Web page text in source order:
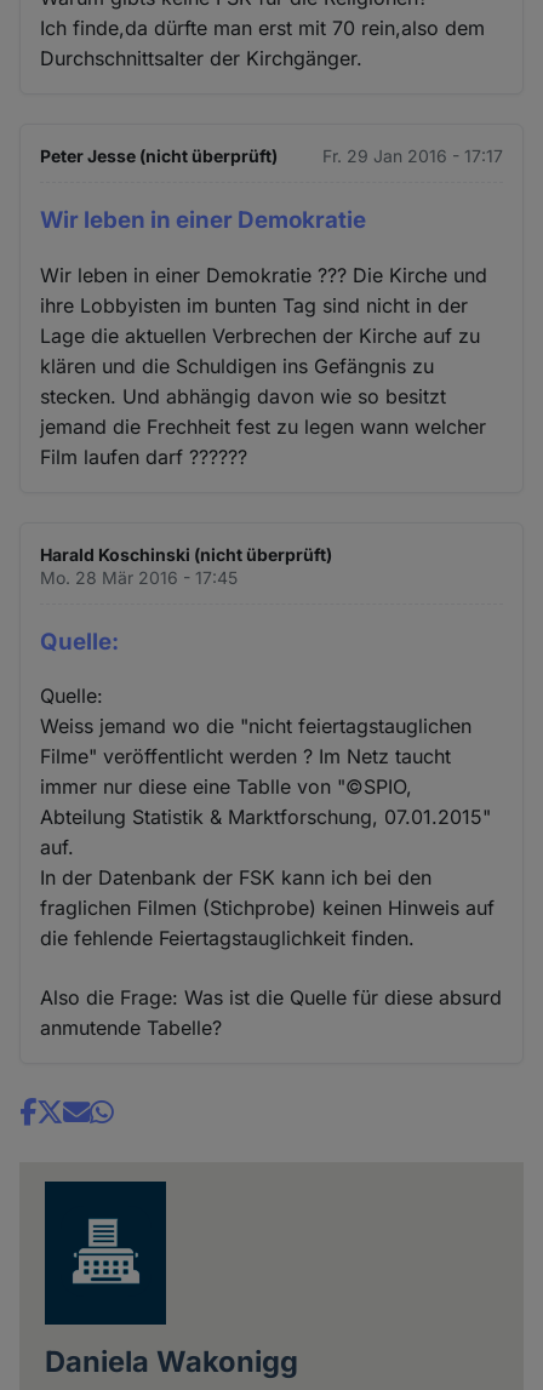
Ich finde,da dürfte man erst mit 70 rein,also dem
Durchschnittsalter der Kirchgänger.
Peter Jesse (nicht überprüft) Fr. 29 Jan 2016 - 17:17
Wir leben in einer Demokratie
Wir leben in einer Demokratie ??? Die Kirche und
ihre Lobbyisten im bunten Tag sind nicht in der
Lage die aktuellen Verbrechen der Kirche auf zu
klären und die Schuldigen ins Gefängnis zu
stecken. Und abhängig davon wie so besitzt
jemand die Frechheit fest zu legen wann welcher
Film laufen darf ??????
Harald Koschinski (nicht überprüft)
Mo. 28 Mär 2016 - 17:45
Quelle:
Quelle:
Weiss jemand wo die "nicht feiertagstauglichen
Filme" veröffentlicht werden ? Im Netz taucht
immer nur diese eine Tablle von "©SPIO,
Abteilung Statistik & Marktforschung, 07.01.2015"
auf.
In der Datenbank der FSK kann ich bei den
fraglichen Filmen (Stichprobe) keinen Hinweis auf
die fehlende Feiertagstauglichkeit finden.
Also die Frage: Was ist die Quelle für diese absurd
anmutende Tabelle?
Share
Daniela Wakonigg